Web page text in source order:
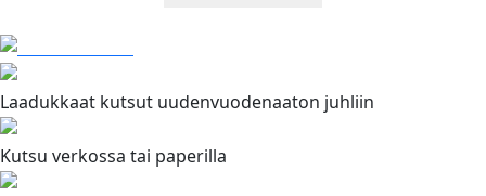
Laadukkaat kutsut uudenvuodenaaton juhliin
Kutsu verkossa tai paperilla